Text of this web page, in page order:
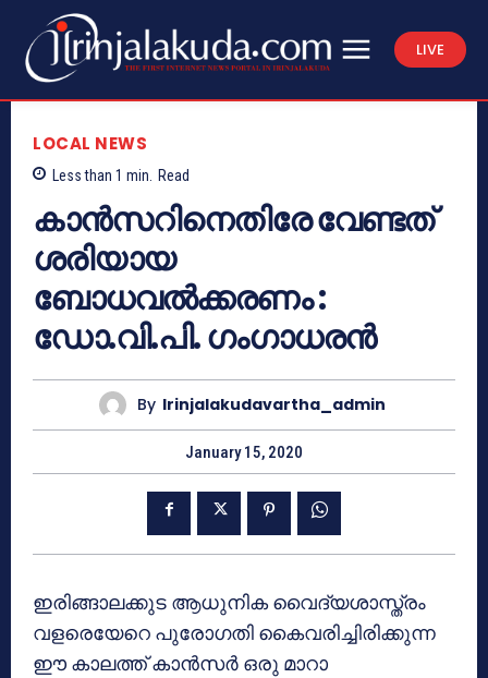
LIVE
LOCAL NEWS
Less than 1 min. Read
കാന്‍സറിനെതിരേ വേണ്ടത്
ശരിയായ
ബോധവല്‍ക്കരണം :
ഡോ.വി.പി. ഗംഗാധരന്‍
By Irinjalakudavartha_admin
January 15, 2020
ഇരിങ്ങാലക്കുട ആധുനിക വൈദ്യശാസ്ത്രം
വളരെയേറെ പുരോഗതി കൈവരിച്ചിരിക്കുന്ന
ഈ കാലത്ത് കാന്‍സര്‍ ഒരു മാറാ